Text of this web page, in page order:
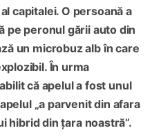
capitalei. O persoană a
pe peronul gării auto din
un microbuz alb în care
În urma
că apelul a fost unul
„a parvenit din afara
hibrid din țara noastră”.